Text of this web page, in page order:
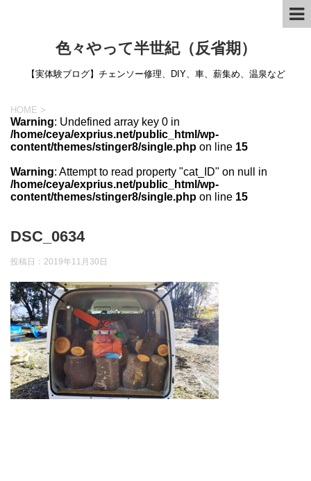
色々やって半世紀（反省期）
【実体験ブログ】チェンソー修理、DIY、車、薪集め、温泉など
HOME >
Warning: Undefined array key 0 in
/home/ceya/exprius.net/public_html/wp-
content/themes/stinger8/single.php on line 15
Warning: Attempt to read property "cat_ID" on null in
/home/ceya/exprius.net/public_html/wp-
content/themes/stinger8/single.php on line 15
DSC_0634
投稿日： 2019年11月30日